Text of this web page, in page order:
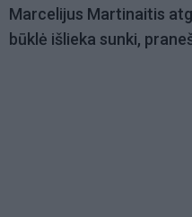
Marcelijus Martinaitis
būklė išlieka sunki,